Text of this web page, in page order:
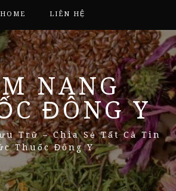
HOME LIÊN HỆ
NANG
ĐÔNG Y
Trữ – Chia Sẻ Tất Cả Tin
Thuốc Đông Y